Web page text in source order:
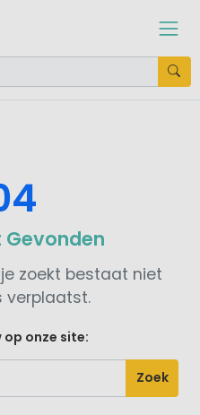
Gevonden
zoekt bestaat niet
verplaatst.
op onze site:
Zoek